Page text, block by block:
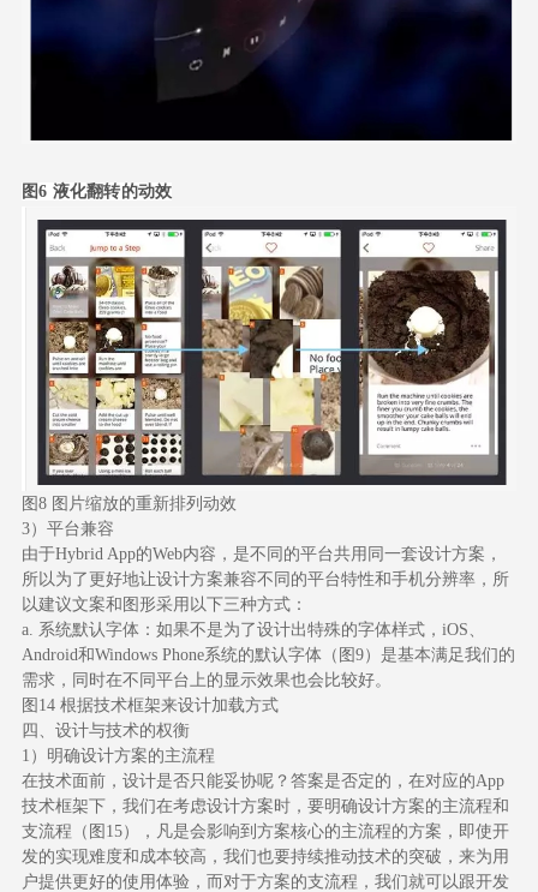
图6 液化翻转的动效
图8 图片缩放的重新排列动效
3）平台兼容
由于Hybrid App的Web内容，是不同的平台共用同一套设计方案，
所以为了更好地让设计方案兼容不同的平台特性和手机分辨率，所
以建议文案和图形采用以下三种方式：
a. 系统默认字体：如果不是为了设计出特殊的字体样式，iOS、
Android和Windows Phone系统的默认字体（图9）是基本满足我们的
需求，同时在不同平台上的显示效果也会比较好。
图14 根据技术框架来设计加载方式
四、设计与技术的权衡
1）明确设计方案的主流程
在技术面前，设计是否只能妥协呢？答案是否定的，在对应的App
技术框架下，我们在考虑设计方案时，要明确设计方案的主流程和
支流程（图15），凡是会影响到方案核心的主流程的方案，即使开
发的实现难度和成本较高，我们也要持续推动技术的突破，来为用
户提供更好的使用体验，而对于方案的支流程，我们就可以跟开发